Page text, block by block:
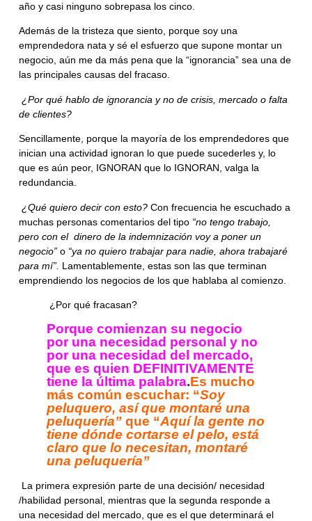
año y casi ninguno sobrepasa los cinco.
Además de la tristeza que siento, porque soy una
emprendedora nata y sé el esfuerzo que supone montar un
negocio, aún me da más pena que la “ignorancia” sea una de
las principales causas del fracaso.
¿Por qué hablo de ignorancia y no de crisis, mercado o falta
de clientes?
Sencillamente, porque la mayoría de los emprendedores que
inician una actividad ignoran lo que puede sucederles y, lo
que es aún peor, IGNORAN que lo IGNORAN, valga la
redundancia.
¿Qué quiero decir con esto?Con frecuencia he escuchado a
muchas personas comentarios del tipo “no tengo trabajo,
pero con el dinero de la indemnización voy a poner un
negocio”o “ya no quiero trabajar para nadie, ahora trabajaré
para mí”. Lamentablemente, estas son las que terminan
emprendiendo los negocios de los que hablaba al comienzo.
¿Por qué fracasan?
Porque comienzan su negocio
por una necesidad personal y no
por una necesidad del mercado,
que es quien DEFINITIVAMENTE
tiene la última palabra.Es mucho
más común escuchar: “Soy
peluquero, así que montaré una
peluquería”que “Aquí la gente no
tiene dónde cortarse el pelo, está
claro que lo necesitan, montaré
una peluquería”
La primera expresión parte de una decisión/ necesidad
/habilidad personal, mientras que la segunda responde a
una necesidad del mercado, que es el que determinará el